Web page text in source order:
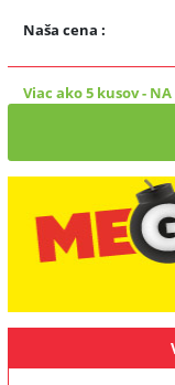
Naša cena :
Viac ako 5 kusov- NA